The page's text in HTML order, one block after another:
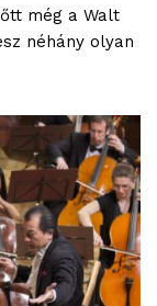
még a Walt
néhány olyan